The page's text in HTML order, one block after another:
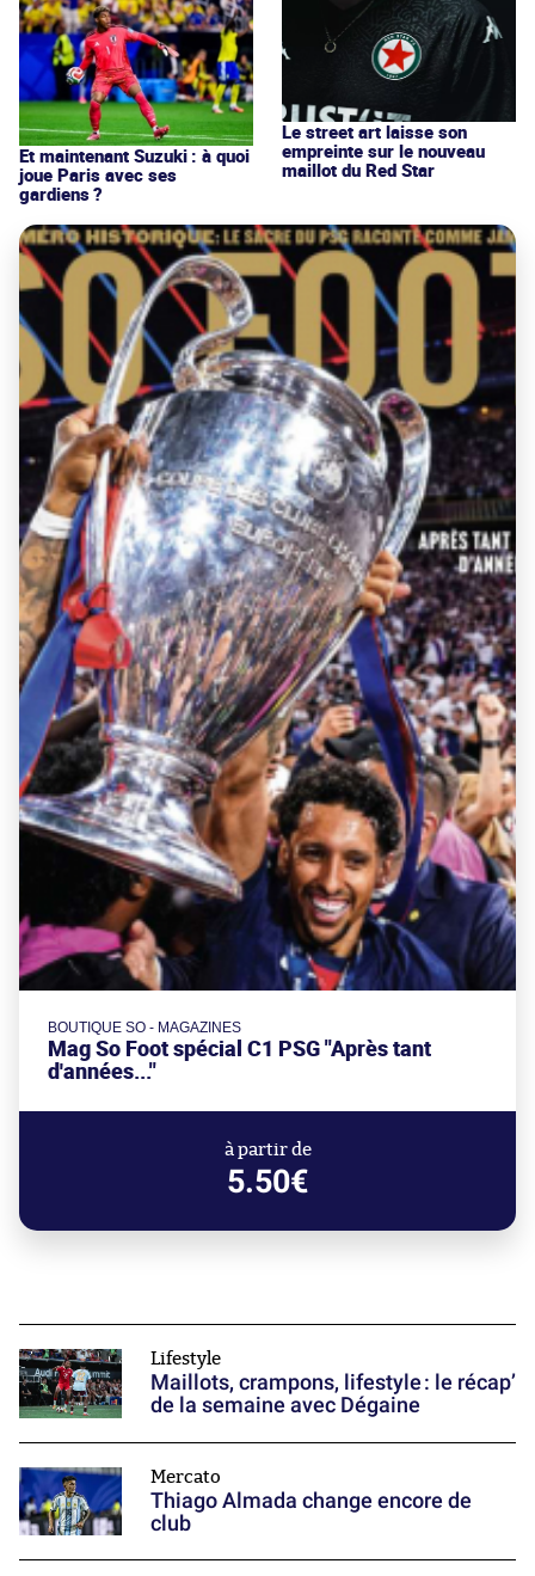
Et maintenant Suzuki : à quoi
joue Paris avec ses
gardiens ?
Le street art laisse son
empreinte sur le nouveau
maillot du Red Star
BOUTIQUE SO - MAGAZINES
Mag So Foot spécial C1 PSG "Après tant
d'années..."
à partir de
5.50€
Lifestyle
Maillots, crampons, lifestyle : le récap’
de la semaine avec Dégaine
Mercato
Thiago Almada change encore de
club